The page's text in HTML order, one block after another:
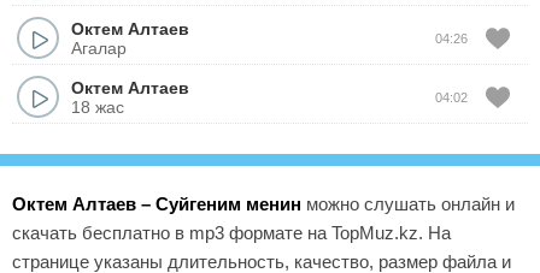
Октем Алтаев
Агалар
04:26
Октем Алтаев
18 жас
04:02
Октем Алтаев – Суйгеним менин можно слушать онлайн и
скачать бесплатно в mp3 формате на TopMuz.kz. На
странице указаны длительность, качество, размер файла и